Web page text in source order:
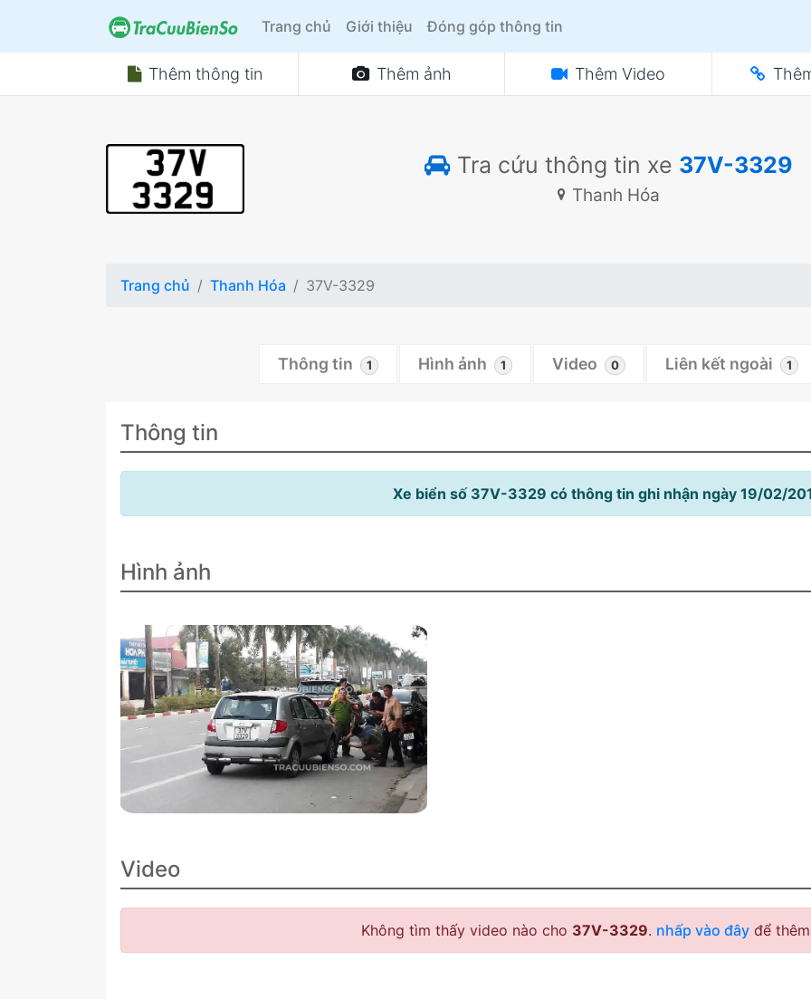
Trang chủ Giới thiệu Đóng góp thông tin
Thêm thông tin Thêm ảnh Thêm Video
Tra cứu thông tin xe 37V-3329
Thanh Hóa
Trang chủ Thanh Hóa 37V-3329
Thông tin 1 Hình ảnh 1 Video 0 Liên kết ngoài 1
Thông tin
Xe biển số 37V-3329 có thông tin ghi nhận ngày 19/02/
Hình ảnh
Video
Không tìm thấy video nào cho 37V-3329. nhấp vào đâyđể